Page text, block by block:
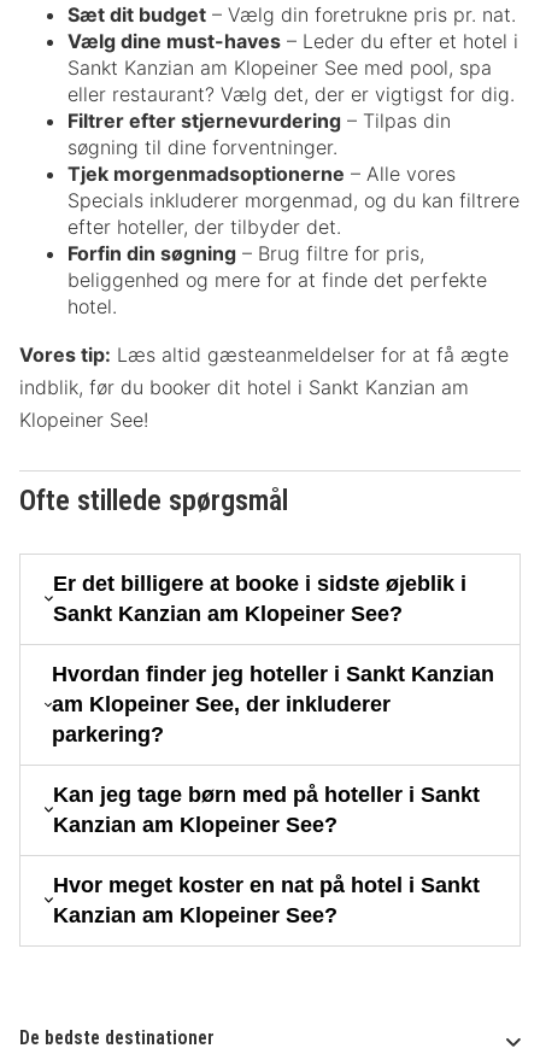
Sæt dit budget – Vælg din foretrukne pris pr. nat.
Vælg dine must-haves – Leder du efter et hotel i
Sankt Kanzian am Klopeiner See med pool, spa
eller restaurant? Vælg det, der er vigtigst for dig.
Filtrer efter stjernevurdering – Tilpas din
søgning til dine forventninger.
Tjek morgenmadsoptionerne – Alle vores
Specials inkluderer morgenmad, og du kan filtrere
efter hoteller, der tilbyder det.
Forfin din søgning – Brug filtre for pris,
beliggenhed og mere for at finde det perfekte
hotel.
Vores tip: Læs altid gæsteanmeldelser for at få ægte
indblik, før du booker dit hotel i Sankt Kanzian am
Klopeiner See!
Ofte stillede spørgsmål
Er det billigere at booke i sidste øjeblik i
Sankt Kanzian am Klopeiner See?
Hvordan finder jeg hoteller i Sankt Kanzian
am Klopeiner See, der inkluderer
parkering?
Kan jeg tage børn med på hoteller i Sankt
Kanzian am Klopeiner See?
Hvor meget koster en nat på hotel i Sankt
Kanzian am Klopeiner See?
De bedste destinationer